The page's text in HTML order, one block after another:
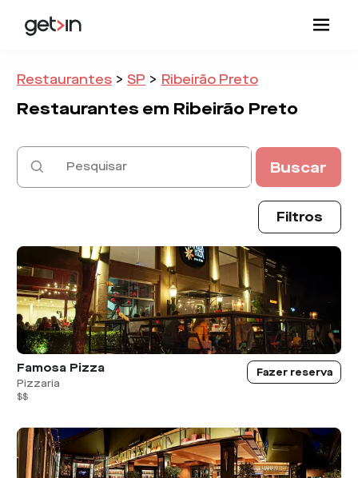
Restaurantes > SP > Ribeirão Preto
Restaurantes em Ribeirão Preto
Buscar
Filtros
Famosa Pizza
Pizzaria
$$
Fazer reserva